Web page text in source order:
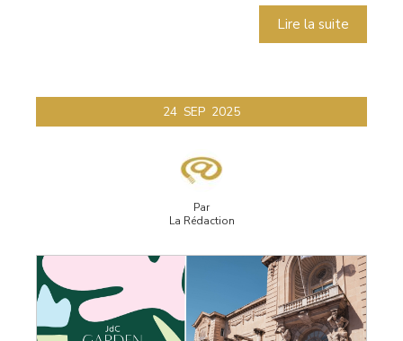
Lire la suite
24 SEP 2025
Par
La Rédaction